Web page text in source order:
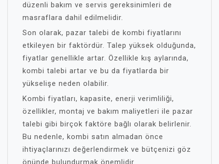
düzenli bakım ve servis gereksinimleri de
masraflara dahil edilmelidir.
Son olarak, pazar talebi de kombi fiyatlarını
etkileyen bir faktördür. Talep yüksek olduğunda,
fiyatlar genellikle artar. Özellikle kış aylarında,
kombi talebi artar ve bu da fiyatlarda bir
yükselişe neden olabilir.
Kombi fiyatları, kapasite, enerji verimliliği,
özellikler, montaj ve bakım maliyetleri ile pazar
talebi gibi birçok faktöre bağlı olarak belirlenir.
Bu nedenle, kombi satın almadan önce
ihtiyaçlarınızı değerlendirmek ve bütçenizi göz
önünde bulundurmak önemlidir.